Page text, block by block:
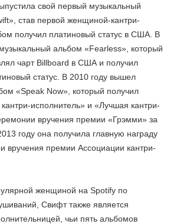
свой первый музыкальный
став первой женщиной-кантри-
получил платиновый статус в США. В
альбом «Fearless», который
чарт Billboard в США и получил
статус. В 2010 году вышел
«Speak Now», который получил
исполнитель» и «Лучшая кантри-
вручения премии «Грэмми» за
году она получила главную награду
вручения премии Ассоциации кантри-
женщиной на Spotify по
Свифт также является
чьи пять альбомов